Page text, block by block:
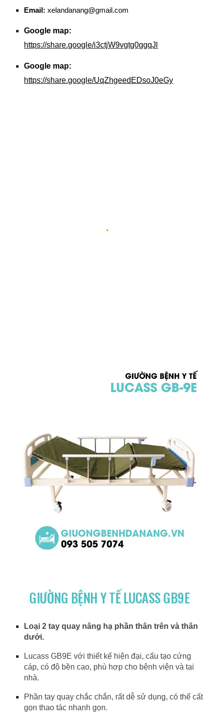
Email: xelandanang@gmail.com
Google map:
https://share.google/i3ctjW9vgtg0ggqJl
Google map:
https://share.google/UqZhgeedEDsoJ0eGy
GIƯỜNG BỆNH Y TẾ LUCASS GB9E
Loại 2 tay quay nâng hạ phần thân trên và thân
dưới.
Lucass GB9E với thiết kế hiện đại, cấu tạo cứng
cáp, có độ bền cao, phù hợp cho bệnh viện và tại
nhà.
Phần tay quay chắc chắn, rất dễ sử dụng, có thể cất
gọn thao tác nhanh gọn.